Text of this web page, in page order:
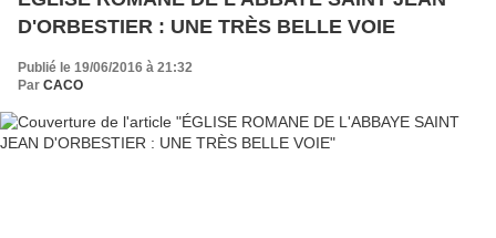
D'ORBESTIER : UNE TRÈS BELLE VOIE
Publié le 19/06/2016 à 21:32
Par CACO